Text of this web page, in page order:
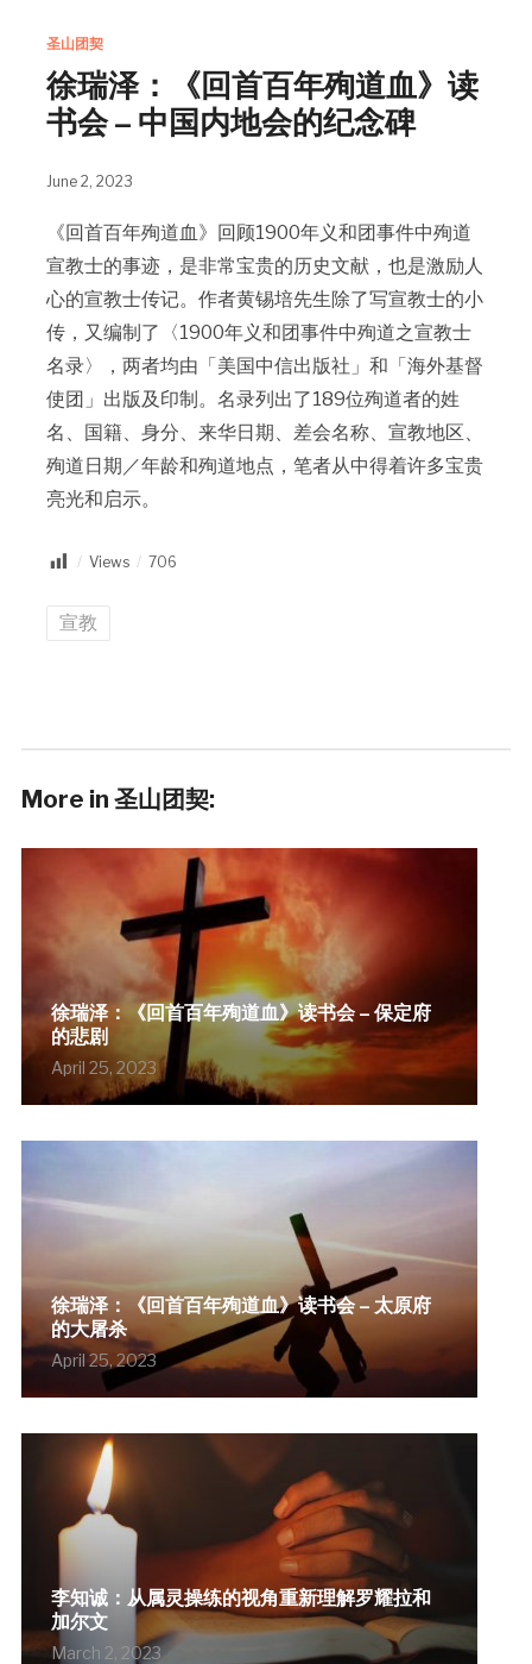
圣山团契
徐瑞泽：《回首百年殉道血》读
书会 – 中国内地会的纪念碑
June 2, 2023
《回首百年殉道血》回顾1900年义和团事件中殉道
宣教士的事迹，是非常宝贵的历史文献，也是激励人
心的宣教士传记。作者黄锡培先生除了写宣教士的小
传，又编制了〈1900年义和团事件中殉道之宣教士
名录〉，两者均由「美国中信出版社」和「海外基督
使团」出版及印制。名录列出了189位殉道者的姓
名、国籍、身分、来华日期、差会名称、宣教地区、
殉道日期／年龄和殉道地点，笔者从中得着许多宝贵
亮光和启示。
Views 706
宣教
More in 圣山团契:
徐瑞泽：《回首百年殉道血》读书会 – 保定府
的悲剧
April 25, 2023
徐瑞泽：《回首百年殉道血》读书会 – 太原府
的大屠杀
April 25, 2023
李知诚：从属灵操练的视角重新理解罗耀拉和
加尔文
March 2, 2023